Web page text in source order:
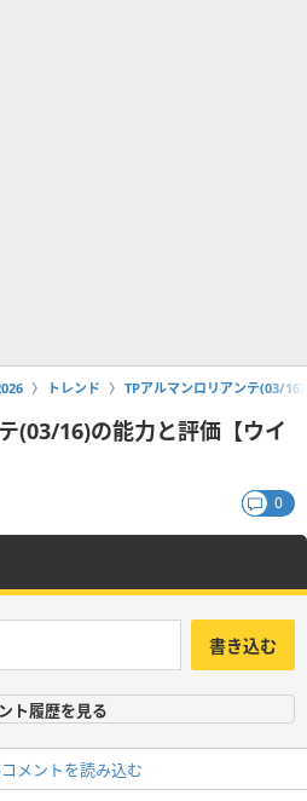
トレンド TPアルマンロリアンテ(03/
(03/16)の能力と評価【ウイ
0
書き込む
ト履歴を見る
メントを読み込む